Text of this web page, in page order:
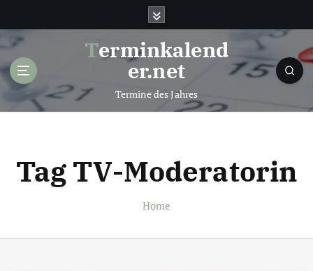
t
Terminkalend
er.net
Termine des Jahres
Tag TV-Moderatorin
Home